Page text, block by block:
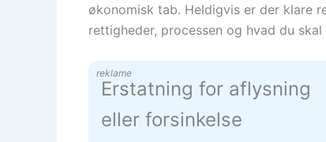
økonomisk tab. Heldigvis er der klare
rettigheder, processen og hvad du
reklame
Erstatning for aflysning
eller forsinkelse